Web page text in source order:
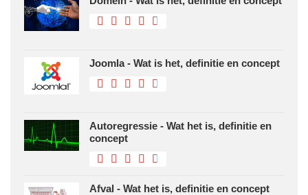
Joomla - Wat is het, definitie en concept
Autoregressie - Wat het is, definitie en
concept
Afval - Wat het is, definitie en concept